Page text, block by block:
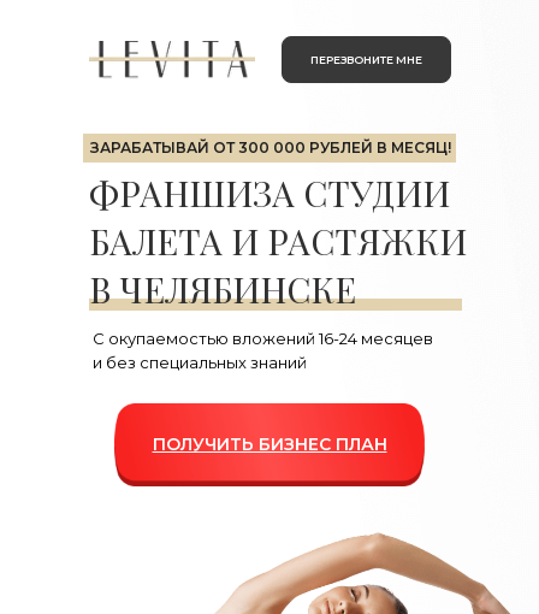
С окупаемостью вложений 16-24 месяцев
и без специальных знаний
ЗАРАБАТЫВАЙ ОТ 300 000 РУБЛЕЙ В МЕСЯЦ!
ПЕРЕЗВОНИТЕ МНЕ
ФРАНШИЗА СТУДИИ
БАЛЕТА И РАСТЯЖКИ
В ЧЕЛЯБИНСКЕ
ПОЛУЧИТЬ БИЗНЕС ПЛАН